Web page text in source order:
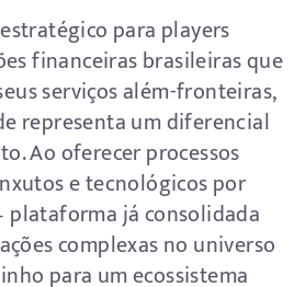
para players
financeiras brasileiras que
serviços além-fronteiras,
representa um diferencial
Ao oferecer processos
e tecnológicos por
já consolidada
complexas no universo
para um ecossistema